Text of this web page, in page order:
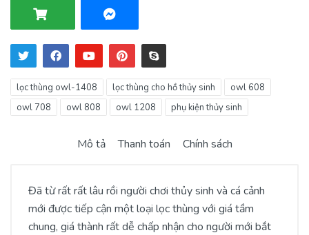
lọc thùng owl-1408 lọc thùng cho hồ thủy sinh
owl 608
owl 708
owl 808 owl 1208 phụ kiện thủy sinh
Mô tả Thanh toán Chính sách
Đã từ rất rất lâu rồi người chơi thủy sinh và cá cảnh
mới được tiếp cận một loại lọc thùng với giá tầm
chung, giá thành rất dễ chấp nhận cho người mới bắt